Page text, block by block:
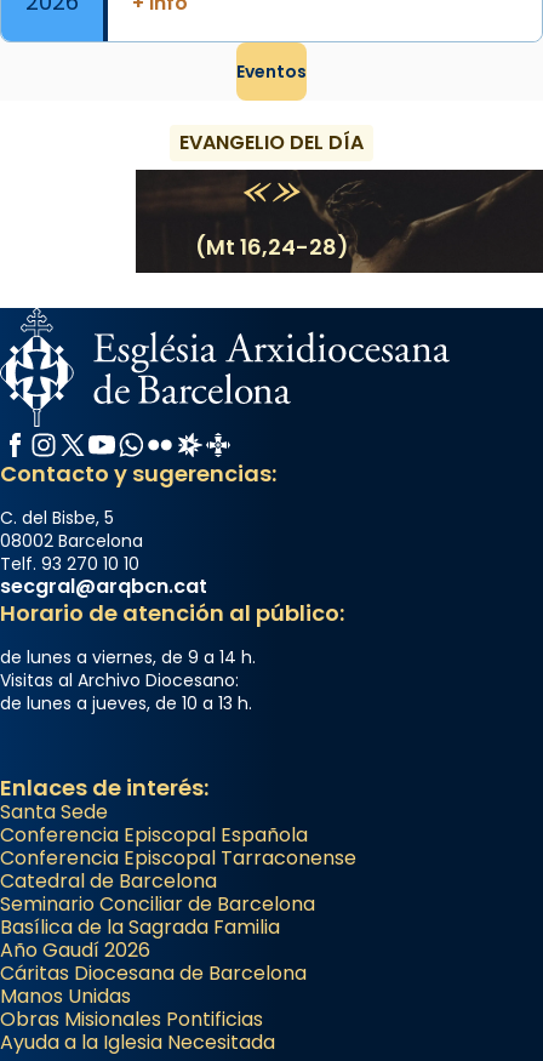
Eventos
EVANGELIO DEL DÍA
(Mt 16,24-28)
Facebook
Instagram
X / Twitter
YouTube
WhatsApp
FlickrRadio Estel
Catalunya Cristiana
Contacto y sugerencias:
C. del Bisbe, 5
08002 Barcelona
Telf. 93 270 10 10
secgral@arqbcn.cat
Horario de atención al público:
de lunes a viernes, de 9 a 14 h.
Visitas al Archivo Diocesano:
de lunes a jueves, de 10 a 13 h.
Enlaces de interés:
Santa Sede
Conferencia Episcopal Española
Conferencia Episcopal Tarraconense
Catedral de Barcelona
Seminario Conciliar de Barcelona
Basílica de la Sagrada Familia
Año Gaudí 2026
Cáritas Diocesana de Barcelona
Manos Unidas
Obras Misionales Pontificias
Ayuda a la Iglesia Necesitada